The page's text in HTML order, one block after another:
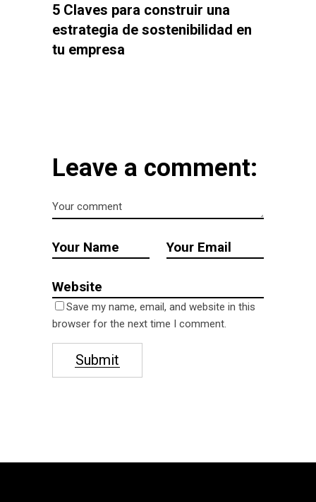
5 Claves para construir una
estrategia de sostenibilidad en
tu empresa
Leave a comment:
Save my name, email, and website in this
browser for the next time I comment.
Submit